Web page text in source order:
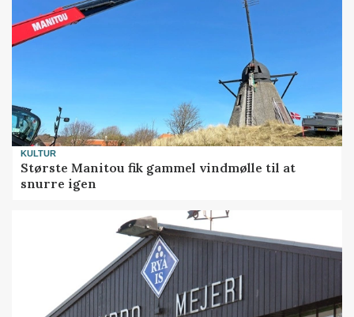
KULTUR
Største Manitou fik gammel vindmølle til at
snurre igen